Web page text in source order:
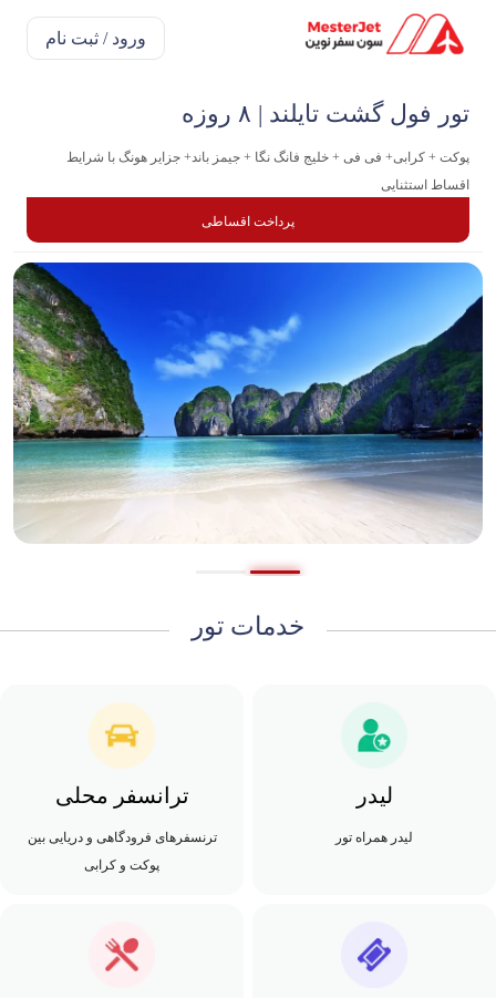
ورود / ثبت نام
تور فول گشت تایلند | ۸ روزه
پوکت + کرابی+ فی فی + خلیج فانگ نگا + جیمز باند+ جزایر هونگ با شرایط
اقساط استثنایی
پرداخت اقساطی
خدمات تور
لیدر
لیدر همراه تور
ترانسفر محلی
ترنسفرهای فرودگاهی و دریایی بین
پوکت و کرابی